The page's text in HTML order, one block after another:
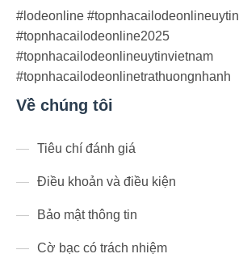
#lodeonline #topnhacailodeonlineuytin
#topnhacailodeonline2025
#topnhacailodeonlineuytinvietnam
#topnhacailodeonlinetrathuongnhanh
Về chúng tôi
Tiêu chí đánh giá
Điều khoản và điều kiện
Bảo mật thông tin
Cờ bạc có trách nhiệm